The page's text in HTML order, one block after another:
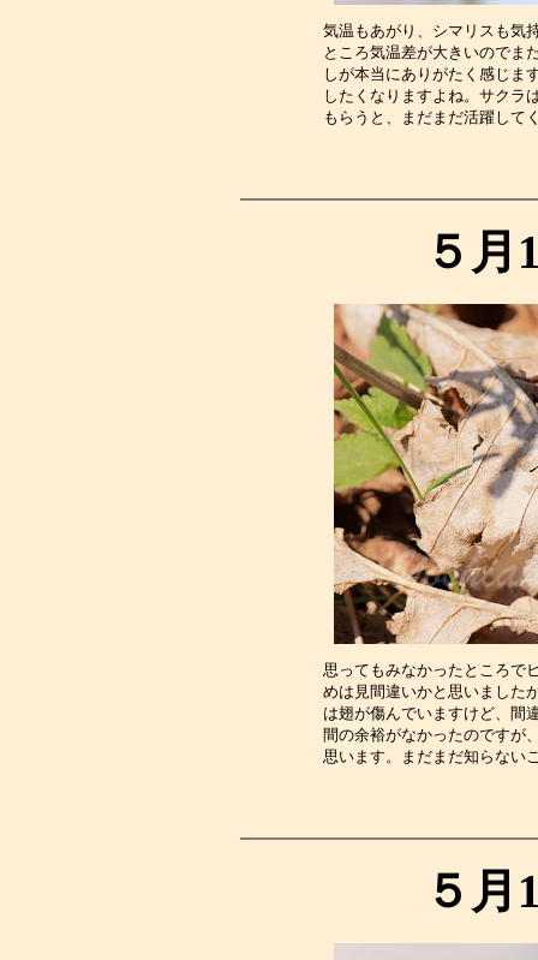
気温もあがり、シマリスも気
ところ気温差が大きいのでま
しが本当にありがたく感じま
したくなりますよね。サクラ
もらうと、まだまだ活躍
５月
思ってもみなかったところで
めは見間違いかと思いました
は翅が傷んでいますけど、間
間の余裕がなかったのですが
思います。まだま
５月